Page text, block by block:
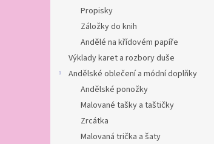
Propisky
Záložky do knih
Andělé na křídovém papíře
Výklady karet a rozbory duše
Andělské oblečení a módní doplňky
Andělské ponožky
Malované tašky a taštičky
Zrcátka
Malovaná trička a šaty